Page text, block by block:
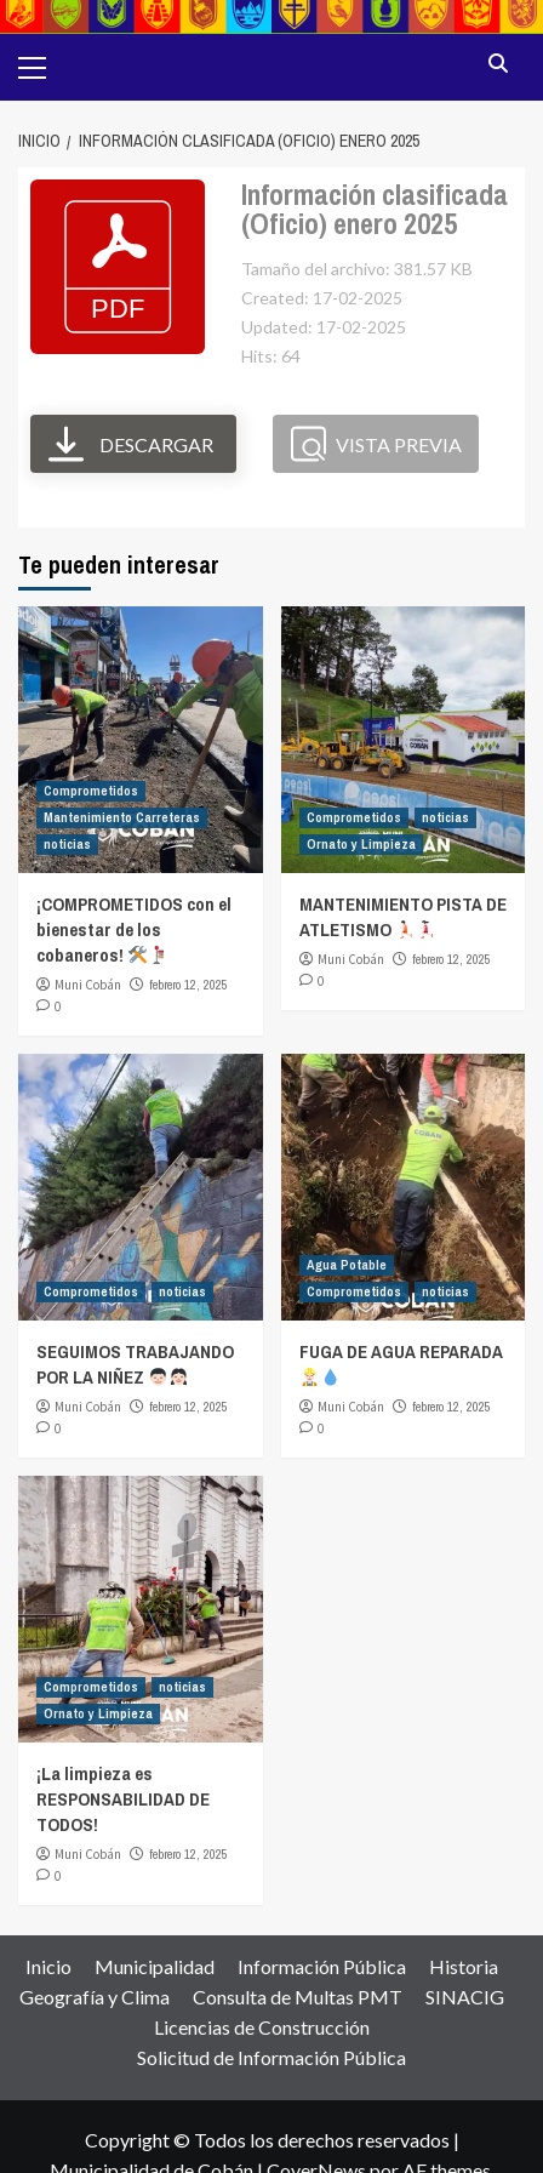
principal
INICIO INFORMACIÓN CLASIFICADA (OFICIO) ENERO 2025
Información clasificada
(Oficio) enero 2025
Tamaño del archivo: 381.57 KB
Created: 17-02-2025
Updated: 17-02-2025
Hits: 64
DESCARGAR VISTA PREVIA
Te pueden interesar
Comprometidos
Mantenimiento Carreteras
noticias
¡COMPROMETIDOS con el
bienestar de los
cobaneros!
Muni Cobán
febrero 12, 2025
0
Comprometidos
noticias
Ornato y Limpieza
MANTENIMIENTO PISTA DE
ATLETISMO
Muni Cobán
febrero 12, 2025
0
Comprometidos noticias
SEGUIMOS TRABAJANDO
POR LA NIÑEZ
Muni Cobán
febrero 12, 2025
0
Agua Potable
Comprometidos
noticias
FUGA DE AGUA REPARADA
Muni Cobán
febrero 12, 2025
0
Comprometidos
noticias
Ornato y Limpieza
¡La limpieza es
RESPONSABILIDAD DE
TODOS!
Muni Cobán
febrero 12, 2025
0
Inicio Municipalidad Información Pública
Historia
Geografía y Clima
Consulta de Multas PMT
SINACIG
Licencias de Construcción
Solicitud de Información Pública
Copyright © Todos los derechos reservados |